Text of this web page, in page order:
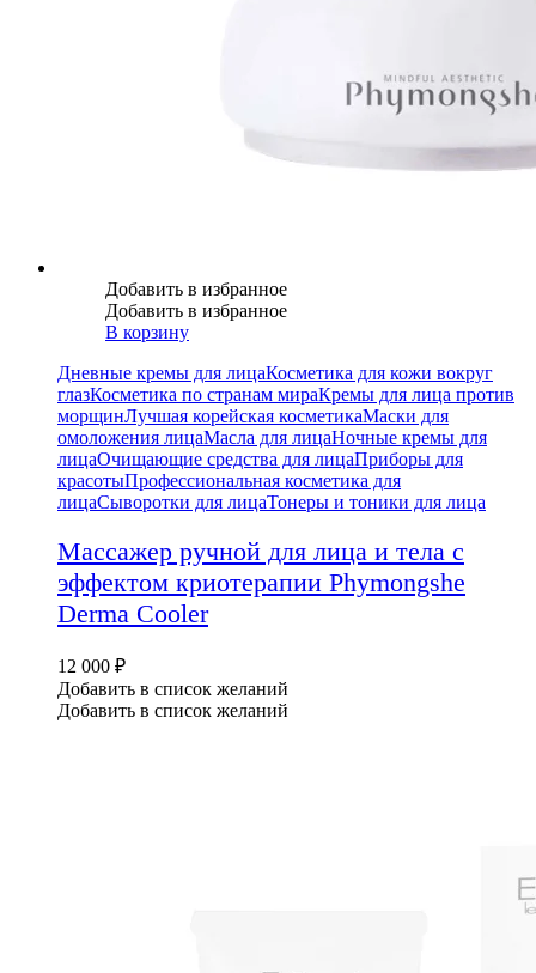
Добавить в избранное
Добавить в избранное
В корзину
Дневные кремы для лицаКосметика для кожи вокруг
глазКосметика по странам мираКремы для лица против
морщинЛучшая корейская косметикаМаски для
омоложения лицаМасла для лицаНочные кремы для
лицаОчищающие средства для лицаПриборы для
красотыПрофессиональная косметика для
лицаСыворотки для лицаТонеры и тоники для лица
Массажер ручной для лица и тела с
эффектом криотерапии Phymongshe
Derma Cooler
12 000 ₽
Добавить в список желаний
Добавить в список желаний